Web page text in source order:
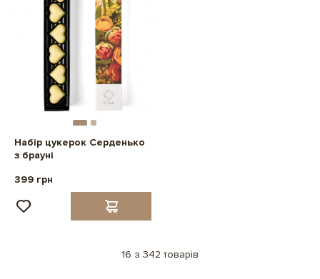
Набір цукерок Серденько
з брауні
399 грн
16 з 342 товарів